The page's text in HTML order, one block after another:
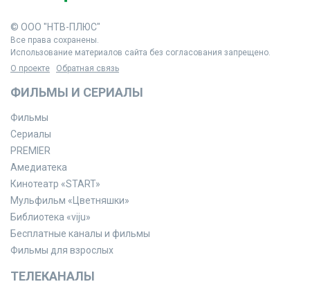
© ООО "НТВ-ПЛЮС"
Все права сохранены.
Использование материалов сайта без согласования запрещено.
О проекте
Обратная связь
ФИЛЬМЫ И СЕРИАЛЫ
Фильмы
Сериалы
PREMIER
Амедиатека
Кинотеатр «START»
Мульфильм «Цветняшки»
Библиотека «viju»
Бесплатные каналы и фильмы
Фильмы для взрослых
ТЕЛЕКАНАЛЫ